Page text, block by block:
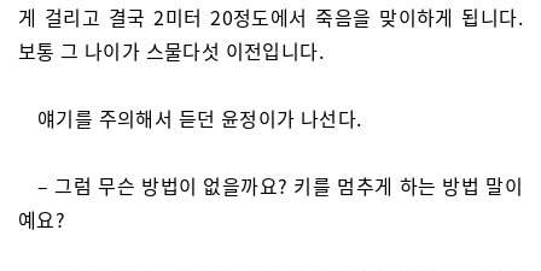
게 걸리고 결국 2미터 20정도에서 죽음을 맞이하게 됩니다.
보통 그 나이가 스물다섯 이전입니다.
얘기를 주의해서 듣던 윤정이가 나선다.
– 그럼 무슨 방법이 없을까요? 키를 멈추게 하는 방법 말이
예요?